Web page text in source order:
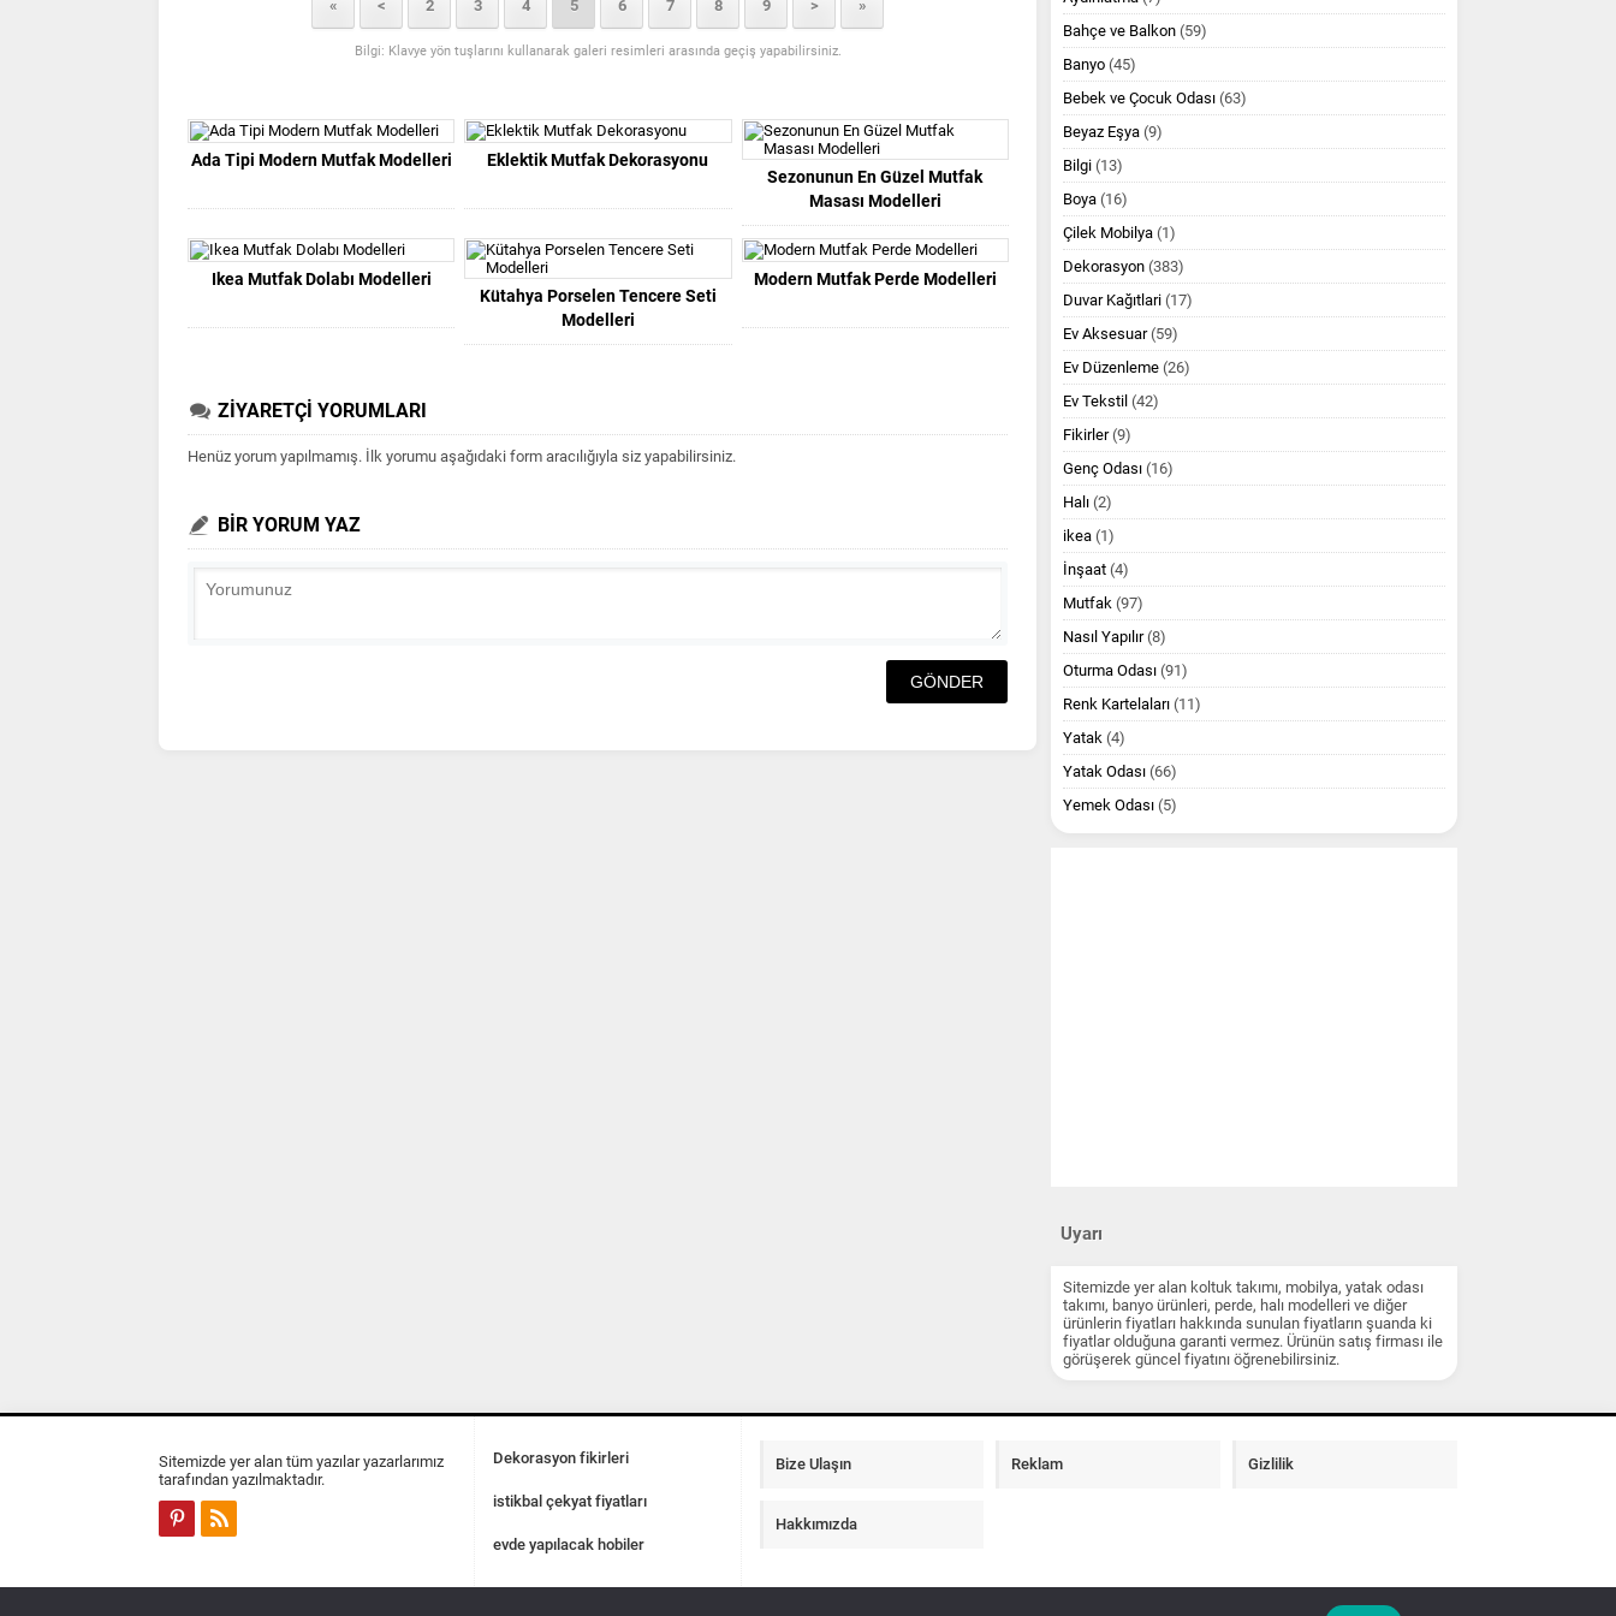
« < 2 3 4 5 6 7 8 9 > »
Bilgi: Klavye yön tuşlarını kullanarak galeri resimleri arasında geçiş yapabilirsiniz.
Ada Tipi Modern Mutfak Modelleri
Eklektik Mutfak Dekorasyonu
Sezonunun En Güzel Mutfak
Masası Modelleri
Ikea Mutfak Dolabı Modelleri
Kütahya Porselen Tencere Seti
Modelleri
Modern Mutfak Perde Modelleri
ZİYARETÇİ YORUMLARI
Henüz yorum yapılmamış. İlk yorumu aşağıdaki form aracılığıyla siz yapabilirsiniz.
BİR YORUM YAZ
Bahçe ve Balkon (59)
Banyo (45)
Bebek ve Çocuk Odası (63)
Beyaz Eşya (9)
Bilgi (13)
Boya (16)
Çilek Mobilya (1)
Dekorasyon (383)
Duvar Kağıtlari (17)
Ev Aksesuar(59)
Ev Düzenleme (26)
Ev Tekstil (42)
Fikirler(9)
Genç Odası (16)
Halı (2)
ikea (1)
İnşaat (4)
Mutfak (97)
Nasıl Yapılır(8)
Oturma Odası (91)
Renk Kartelaları (11)
Yatak (4)
Yatak Odası (66)
Yemek Odası (5)
Uyarı
Sitemizde yer alan koltuk takımı, mobilya, yatak odası
takımı, banyo ürünleri, perde, halı modelleri ve diğer
ürünlerin fiyatları hakkında sunulan fiyatların şuanda ki
fiyatlar olduğuna garanti vermez. Ürünün satış firması ile
görüşerek güncel fiyatını öğrenebilirsiniz.
Sitemizde yer alan tüm yazılar yazarlarımız
tarafından yazılmaktadır.
Dekorasyon fikirleri
istikbal çekyat fiyatları
evde yapılacak hobiler
Bize Ulaşın Reklam Gizlilik
Hakkımızda